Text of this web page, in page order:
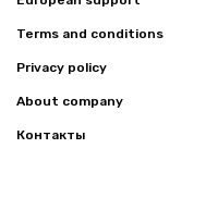
Terms and conditions
Privacy policy
About company
Контакты